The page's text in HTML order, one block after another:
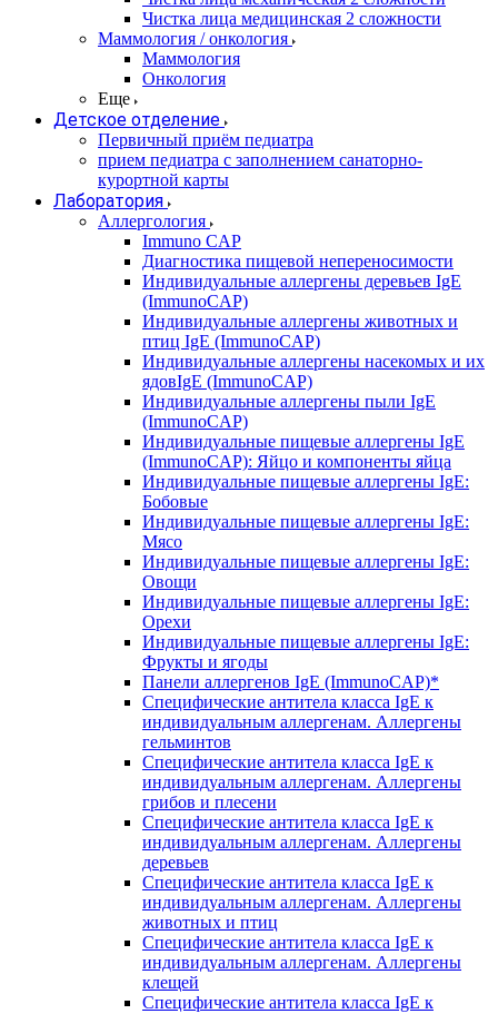
Чистка лица медицинская 2 сложности
Маммология / онкология
Маммология
Онкология
Еще
Детское отделение
Первичный приём педиатра
прием педиатра с заполнением санаторно-
курортной карты
Лаборатория
Аллергология
Immuno CAP
Диагностика пищевой непереносимости
Индивидуальные аллергены деревьев IgE
(ImmunoCAP)
Индивидуальные аллергены животных и
птиц IgE (ImmunoCAP)
Индивидуальные аллергены насекомых и их
ядовIgE (ImmunoCAP)
Индивидуальные аллергены пыли IgE
(ImmunoCAP)
Индивидуальные пищевые аллергены IgE
(ImmunoCAP): Яйцо и компоненты яйца
Индивидуальные пищевые аллергены IgE:
Бобовые
Индивидуальные пищевые аллергены IgE:
Мясо
Индивидуальные пищевые аллергены IgE:
Овощи
Индивидуальные пищевые аллергены IgE:
Орехи
Индивидуальные пищевые аллергены IgE:
Фрукты и ягоды
Панели аллергенов IgE (ImmunoCAP)*
Специфические антитела класса IgE к
индивидуальным аллергенам. Аллергены
гельминтов
Специфические антитела класса IgE к
индивидуальным аллергенам. Аллергены
грибов и плесени
Специфические антитела класса IgE к
индивидуальным аллергенам. Аллергены
деревьев
Специфические антитела класса IgE к
индивидуальным аллергенам. Аллергены
животных и птиц
Специфические антитела класса IgE к
индивидуальным аллергенам. Аллергены
клещей
Специфические антитела класса IgE к